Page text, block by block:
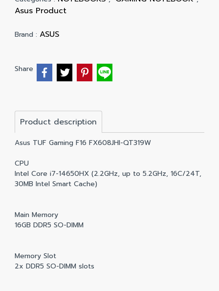
Asus Product
Brand : ASUS
Share
Product description
Asus TUF Gaming F16 FX608JHI-QT319W
CPU
Intel Core i7-14650HX (2.2GHz, up to 5.2GHz, 16C/24T,
30MB Intel Smart Cache)
Main Memory
16GB DDR5 SO-DIMM
Memory Slot
2x DDR5 SO-DIMM slots